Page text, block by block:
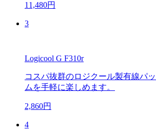
11,480円
3
Logicool G F310r
コスパ抜群のロジクール製有線パ
ムを手軽に楽しめます。
2,860円
4